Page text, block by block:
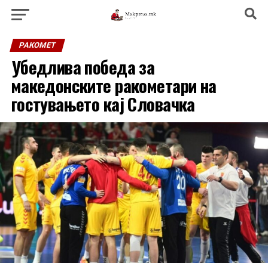
РАКОМЕТ
Убедлива победа за
македонските ракометари на
гостувањето кај Словачка